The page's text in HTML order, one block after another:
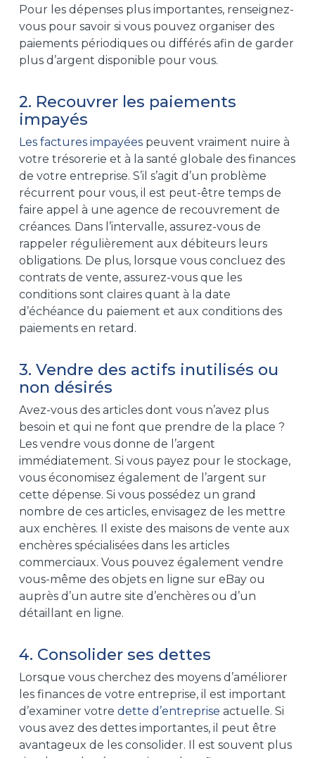
Pour les dépenses plus importantes, renseignez-
vous pour savoir si vous pouvez organiser des
paiements périodiques ou différés afin de garder
plus d’argent disponible pour vous.
2. Recouvrer les paiements
impayés
Les factures impayéespeuvent vraiment nuire à
votre trésorerie et à la santé globale des finances
de votre entreprise. S’il s’agit d’un problème
récurrent pour vous, il est peut-être temps de
faire appel à une agence de recouvrement de
créances. Dans l’intervalle, assurez-vous de
rappeler régulièrement aux débiteurs leurs
obligations. De plus, lorsque vous concluez des
contrats de vente, assurez-vous que les
conditions sont claires quant à la date
d’échéance du paiement et aux conditions des
paiements en retard.
3. Vendre des actifs inutilisés ou
non désirés
Avez-vous des articles dont vous n’avez plus
besoin et qui ne font que prendre de la place ?
Les vendre vous donne de l’argent
immédiatement. Si vous payez pour le stockage,
vous économisez également de l’argent sur
cette dépense. Si vous possédez un grand
nombre de ces articles, envisagez de les mettre
aux enchères. Il existe des maisons de vente aux
enchères spécialisées dans les articles
commerciaux. Vous pouvez également vendre
vous-même des objets en ligne sur eBay ou
auprès d’un autre site d’enchères ou d’un
détaillant en ligne.
4. Consolider ses dettes
Lorsque vous cherchez des moyens d’améliorer
les finances de votre entreprise, il est important
d’examiner votre dette d’entreprise actuelle. Si
vous avez des dettes importantes, il peut être
avantageux de les consolider. Il est souvent plus